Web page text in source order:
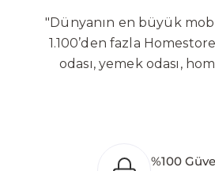
"Dünyanın en büyük
1.100’den fazla
odası, yemek odası,
global altyapısı
yaratacağı değerlere
Bölgesi’nde 100
oluşturarak Orta Doğu,
%100